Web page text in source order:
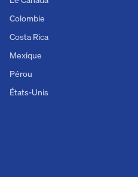
Colombie
Costa Rica
Mexique
Pérou
États-Unis